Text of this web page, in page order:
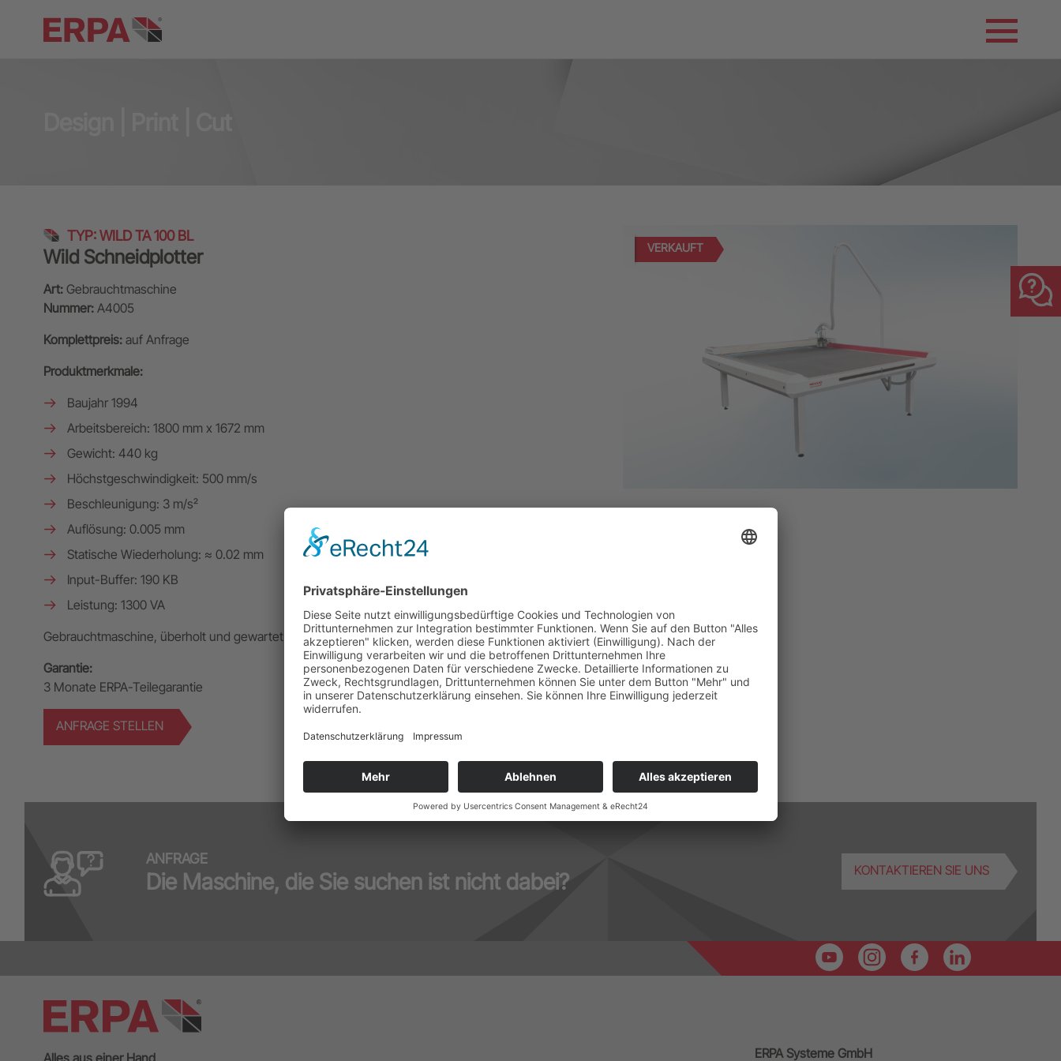
TYP: WILD TA 100 BL
Wild Schneidplotter
Art: Gebrauchtmaschine
Nummer: A4005
Komplettpreis: auf Anfrage
Produktmerkmale:
Baujahr 1994
Arbeitsbereich: 1800 mm x 1672 mm
Gewicht: 440 kg
Höchstgeschwindigkeit: 500 mm/s
Beschleunigung: 3 m/s²
Auflösung: 0.005 mm
Statische Wiederholung: ≈ 0.02 mm
Input-Buffer: 190 KB
Leistung: 1300 VA
Gebrauchtmaschine, überholt und gewartet (optische Gebrauchsspuren vorhanden)
Garantie:
3 Monate ERPA-Teilegarantie
ANFRAGE STELLEN
VERKAUFT
ANFRAGE
Die Maschine, die Sie suchen ist nicht dabei? KONTAKTIEREN SIE UNS
Alles aus einer Hand ERPA Systeme GmbH